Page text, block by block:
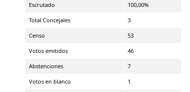
Escrutado 100,00%
Total Concejales 3
Censo 53
Votos emitidos 46
Abstenciones 7
Votos en blanco 1